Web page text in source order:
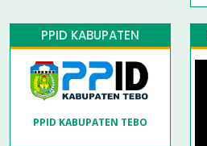
PPID KABUPATEN
PPID KABUPATEN TEBO